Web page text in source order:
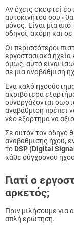
Αν έχεις σκεφτεί
αυτοκινήτου σου
μόνος. Είναι μία
οδηγοί, ακόμη και
Οι περισσότεροι
εργοστασιακά ηχεία
όμως, αυτό είναι
σε μια αναβάθμιση
Ένα καλό
ακριβότερα
συνεργάζονται
αναβάθμιση πρέπει
νέο εξάρτημα να
Σε αυτόν τον οδηγό
αναβάθμισης ήχου,
το DSP (Digital
κάθε σύγχρονου
Γιατί ο
αρκετός;
Πριν μιλήσουμε για
απλή ερώτηση.